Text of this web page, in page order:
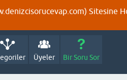
Sitesine
Üyeler Bir Soru Sor